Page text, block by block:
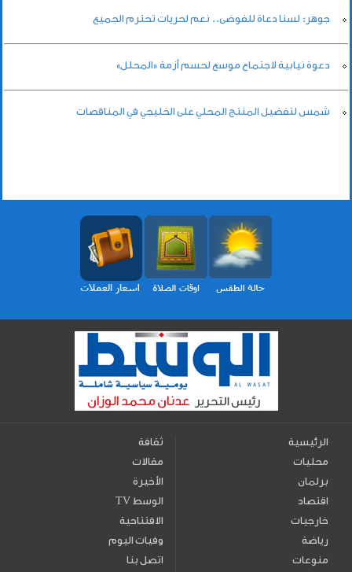
جوهر: لسنا دعاة للفوضى.. نعم لحريات تحترم الجميع
دعوة نيابية لاجتماع موسع لحسم أزمة «المحلل»
شمس لتفضيل المنتج المحلي على الخليجي في المناقصات
الرئيسية
محليات
برلمان
اقتصاد
خارجيات
رياضة
منوعات
ثقافة
مقالات
الأخيرة
TV الوسط
الافتتاحية
وفيات اليوم
اتصل بنا